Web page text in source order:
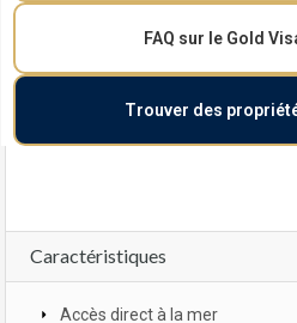
FAQ sur le Gold
Trouver des
Caractéristiques
Accès direct à la mer